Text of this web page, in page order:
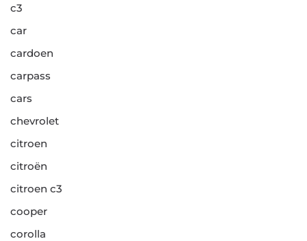
c3
car
cardoen
carpass
cars
chevrolet
citroen
citroën
citroen c3
cooper
corolla